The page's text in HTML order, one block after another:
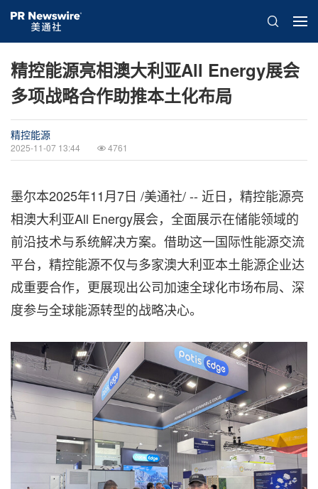
精控能源亮相澳大利亚All Energy展会
多项战略合作助推本土化布局
精控能源
2025-11-07 13:44 4761
墨尔本2025年11月7日 /美通社/ -- 近日，精控能源亮
相澳大利亚All Energy展会，全面展示在储能领域的
前沿技术与系统解决方案。借助这一国际性能源交流
平台，精控能源不仅与多家澳大利亚本土能源企业达
成重要合作，更展现出公司加速全球化市场布局、深
度参与全球能源转型的战略决心。